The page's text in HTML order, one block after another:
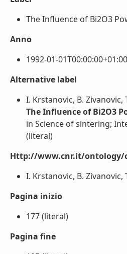
The Influence of Bi2O3
Anno
1992-01-
Alternative label
I. Krstanovic, B. Zivanovic,
The Influence of Bi2O3
in Science of sintering;
(literal)
Http://www.cnr.it/
I. Krstanovic, B. Zivanovic,
Pagina inizio
177 (literal)
Pagina fine